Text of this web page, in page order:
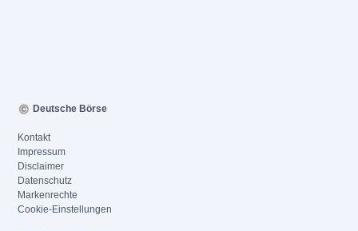
Deutsche Börse
Kontakt
Impressum
Disclaimer
Datenschutz
Markenrechte
Cookie-Einstellungen